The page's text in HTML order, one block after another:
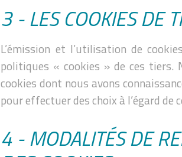
3 - LES COOKIES DE
L’émission et l’utilisation de
politiques « cookies » de ces tiers.
cookies dont nous avons
pour effectuer des choix à l’égard de
4 - MODALITÉS DE